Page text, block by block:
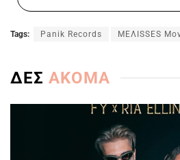
Tags: Panik Records ΜΕΛISSES
ΔΕΣ ΑΚΟΜΑ